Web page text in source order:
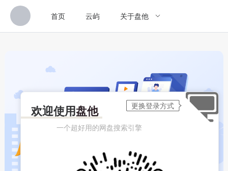
首页 云屿 关于盘他
欢迎使用盘他
一个超好用的网盘搜索引擎